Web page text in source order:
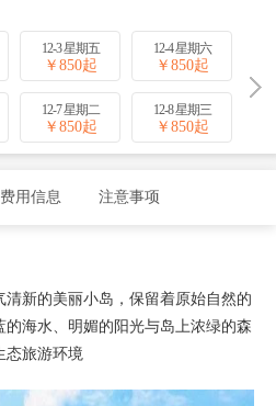
12-3 星期五
￥ 850起
12-4 星期六
￥ 850起
12-7 星期二
￥ 850起
12-8 星期三
￥ 850起
费用信息 注意事项
新的美丽小岛，保留着原始自然的
海水、明媚的阳光与岛上浓绿的森
态旅游环境